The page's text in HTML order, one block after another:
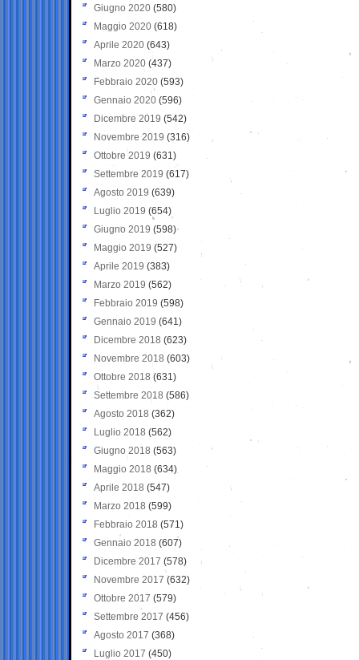
Giugno 2020 (580)
Maggio 2020 (618)
Aprile 2020 (643)
Marzo 2020 (437)
Febbraio 2020 (593)
Gennaio 2020 (596)
Dicembre 2019 (542)
Novembre 2019 (316)
Ottobre 2019 (631)
Settembre 2019 (617)
Agosto 2019 (639)
Luglio 2019 (654)
Giugno 2019 (598)
Maggio 2019 (527)
Aprile 2019 (383)
Marzo 2019 (562)
Febbraio 2019 (598)
Gennaio 2019 (641)
Dicembre 2018 (623)
Novembre 2018 (603)
Ottobre 2018 (631)
Settembre 2018 (586)
Agosto 2018 (362)
Luglio 2018 (562)
Giugno 2018 (563)
Maggio 2018 (634)
Aprile 2018 (547)
Marzo 2018 (599)
Febbraio 2018 (571)
Gennaio 2018 (607)
Dicembre 2017 (578)
Novembre 2017 (632)
Ottobre 2017 (579)
Settembre 2017 (456)
Agosto 2017 (368)
Luglio 2017 (450)